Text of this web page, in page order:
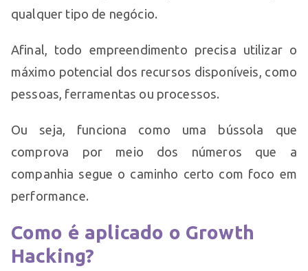
qualquer tipo de negócio.
Afinal, todo empreendimento precisa utilizar o
máximo potencial dos recursos disponíveis, como
pessoas, ferramentas ou processos.
Ou seja, funciona como uma bússola que
comprova por meio dos números que a
companhia segue o caminho certo com foco em
performance.
Como é aplicado o Growth
Hacking?